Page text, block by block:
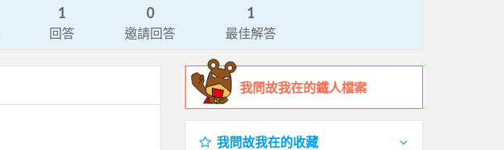
1
回答
0
邀請回答
1
最佳解答
我問故我在的鐵人檔案
我問故我在的收藏